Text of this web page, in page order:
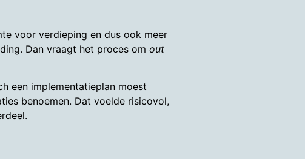
voor verdieping en dus ook meer
Dan vraagt het proces om out
een implementatieplan moest
benoemen. Dat voelde risicovol,